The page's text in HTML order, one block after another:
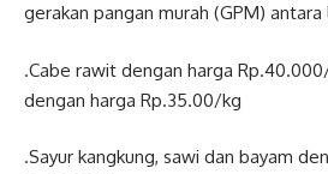
gerakan pangan murah (GPM) antara
.Cabe rawit dengan harga
dengan harga Rp.35.00/kg
.Sayur kangkung, sawi dan bayam